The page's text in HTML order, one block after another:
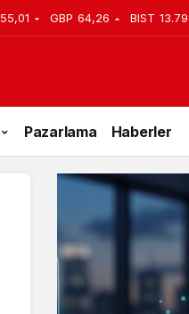
55,01 GBP 64,26 BIST
Pazarlama Haberler